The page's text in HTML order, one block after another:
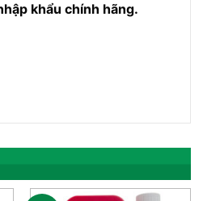
khẩu chính hãng.